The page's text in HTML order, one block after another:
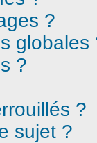
?
globales
?
?
sujet ?